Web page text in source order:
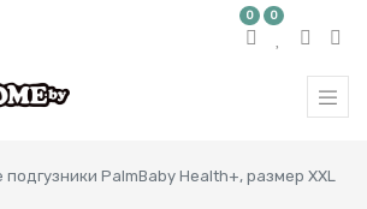
0 0
подгузники PalmBaby Health+, размер XXL